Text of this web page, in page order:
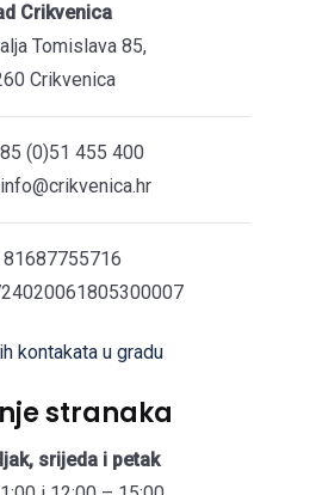
Crikvenica
Tomislava 85,
Crikvenica
(0)51 455 400
81687755716
kontakata u gradu
stranaka
srijeda i petak